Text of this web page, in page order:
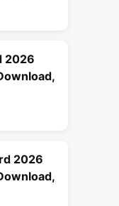
2026
2026